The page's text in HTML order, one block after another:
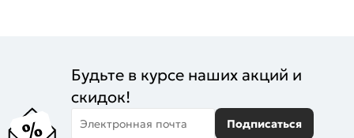
Будьте в курсе наших акций и
скидок!
Электронная почта Подписаться